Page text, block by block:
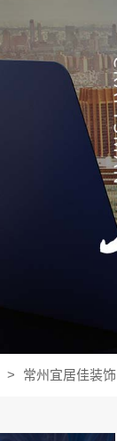
> 常州宜居佳装饰